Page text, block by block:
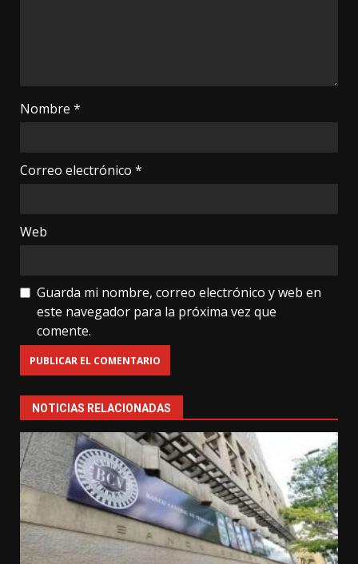
Nombre *
Correo electrónico *
Web
Guarda mi nombre, correo electrónico y web en
este navegador para la próxima vez que
comente.
NOTICIAS RELACIONADAS